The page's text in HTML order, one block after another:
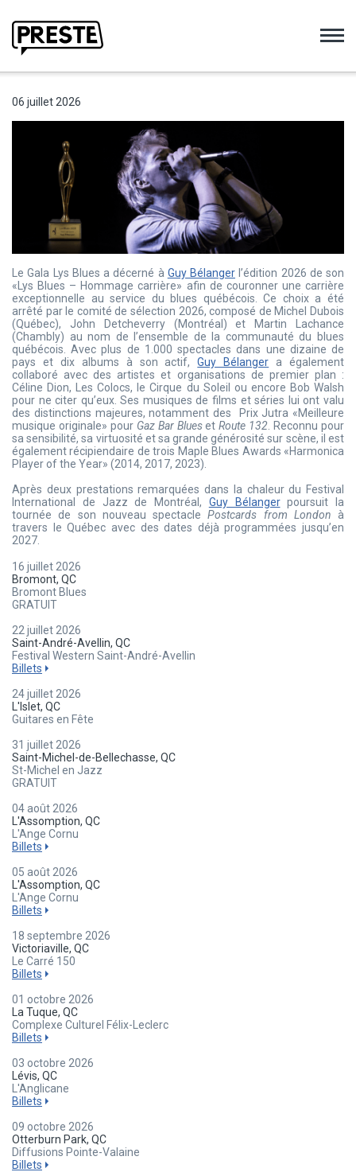
06 juillet 2026
Le Gala Lys Blues a décerné à Guy Bélanger l’édition 2026 de son
«Lys Blues – Hommage carrière» afin de couronner une carrière
exceptionnelle au service du blues québécois. Ce choix a été
arrêté par le comité de sélection 2026, composé de Michel Dubois
(Québec), John Detcheverry (Montréal) et Martin Lachance
(Chambly) au nom de l’ensemble de la communauté du blues
québécois. Avec plus de 1.000 spectacles dans une dizaine de
pays et dix albums à son actif,Guy Bélanger a également
collaboré avec des artistes et organisations de premier plan :
Céline Dion, Les Colocs, le Cirque du Soleil ou encore Bob Walsh
pour ne citer qu’eux. Ses musiques de films et séries lui ont valu
des distinctions majeures, notamment des Prix Jutra «Meilleure
musique originale» pour Gaz Bar BluesetRoute 132 . Reconnu pour
sa sensibilité, sa virtuosité et sa grande générosité sur scène, il est
également récipiendaire de trois Maple Blues Awards «Harmonica
Player of the Year» (2014, 2017, 2023).
Après deux prestations remarquées dans la chaleur du Festival
International de Jazz de Montréal, Guy Bélangerpoursuit la
tournée de son nouveau spectaclePostcards from London à
travers le Québec avec des dates déjà programmées jusqu’en
2027.
16 juillet 2026
Bromont, QC
Bromont Blues
GRATUIT
22 juillet 2026
Saint-André-Avellin, QC
Festival Western Saint-André-Avellin
Billets
24 juillet 2026
L'Islet, QC
Guitares en Fête
31 juillet 2026
Saint-Michel-de-Bellechasse, QC
St-Michel en Jazz
GRATUIT
04 août 2026
L'Assomption, QC
L'Ange Cornu
Billets
05 août 2026
L'Assomption, QC
L'Ange Cornu
Billets
18 septembre 2026
Victoriaville, QC
Le Carré 150
Billets
01 octobre 2026
La Tuque, QC
Complexe Culturel Félix-Leclerc
Billets
03 octobre 2026
Lévis, QC
L'Anglicane
Billets
09 octobre 2026
Otterburn Park, QC
Diffusions Pointe-Valaine
Billets